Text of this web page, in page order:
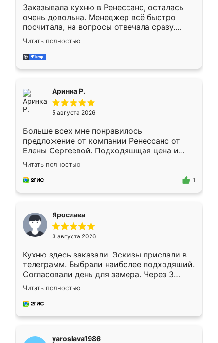
Заказывала кухню в Ренессанс, осталась
очень довольна. Менеджер всё быстро
посчитала, на вопросы отвечала сразу.
Замерщик приехал в субботу, подошёл к
делу со всей ответственностью. Собрали
за день, ребята работали аккуратно, даже
Читать полностью
Аринка Р.
5 августа 2026
Больше всех мне понравилось
предложение от компании Ренессанс от
Елены Сергеевой. Подходяшщая цена и
короткие сроки изготовления. Приехавший
для замера сотрудник Владислав
предложил по моему эскизу самый
Читать полностью
1
Ярослава
3 августа 2026
Кухню здесь заказали. Эскизы прислали в
телеграмм. Выбрали наиболее подходящий.
Согласовали день для замера. Через 3
недели кухня была уже готова. Остались
довольны работой. Спасибо Ренессанс
мебель за качественную работу!
Читать полностью
yaroslava1986